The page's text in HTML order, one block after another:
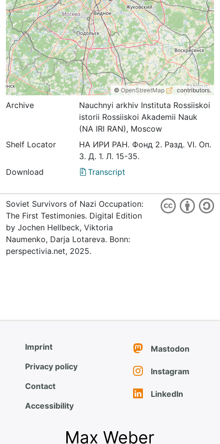
©OpenStreetMap contributors.
Archive
Nauchnyi arkhiv Instituta Rossiiskoi
istorii Rossiiskoi Akademii Nauk
(NA IRI RAN), Moscow
Shelf Locator
НА ИРИ РАН. Фонд 2. Разд. VI. Оп.
3. Д. 1. Л. 15-35.
Download
Transcript
Soviet Survivors of Nazi Occupation:
The First Testimonies. Digital Edition
by Jochen Hellbeck, Viktoria
Naumenko, Darja Lotareva. Bonn:
perspectivia.net, 2025.
Imprint
Privacy policy
Contact
Accessibility
Mastodon
Instagram
LinkedIn